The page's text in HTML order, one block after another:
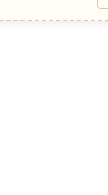
にこれはハトサブレ